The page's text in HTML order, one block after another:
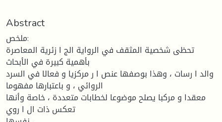
Abstract
ملخص:
تحظى شخصیة المثقف في الروایة الج ا زئریة المعاصرة
بأهمیة كبیرة في الأبحاث
والد ا رسات ، وهذا بوصفها عنص ا ر مركزیا و فعالا في السرد
الروائي ، و باعتبارها مفهوما
معقدا و مركبا یصلح موضوعا لخطابات متعددة ، خاصة وأنها
تعكس ذات ال ا روي